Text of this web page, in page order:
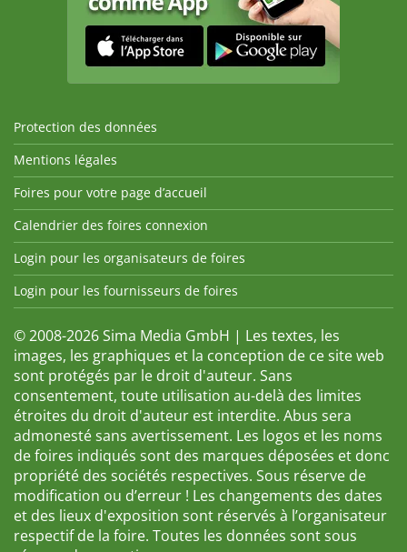
Protection des données
Mentions légales
Foires pour votre page d’accueil
Calendrier des foires connexion
Login pour les organisateurs de foires
Login pour les fournisseurs de foires
© 2008-2026 Sima Media GmbH | Les textes, les
images, les graphiques et la conception de ce site web
sont protégés par le droit d'auteur. Sans
consentement, toute utilisation au-delà des limites
étroites du droit d'auteur est interdite. Abus sera
admonesté sans avertissement. Les logos et les noms
de foires indiqués sont des marques déposées et donc
propriété des sociétés respectives. Sous réserve de
modification ou d’erreur ! Les changements des dates
et des lieux d'exposition sont réservés à l’organisateur
respectif de la foire. Toutes les données sont sous